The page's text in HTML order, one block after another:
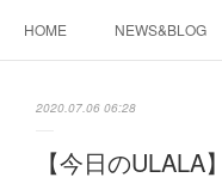
HOME NEWS&BLOG
2020.07.06 06:28
【今日のULALA